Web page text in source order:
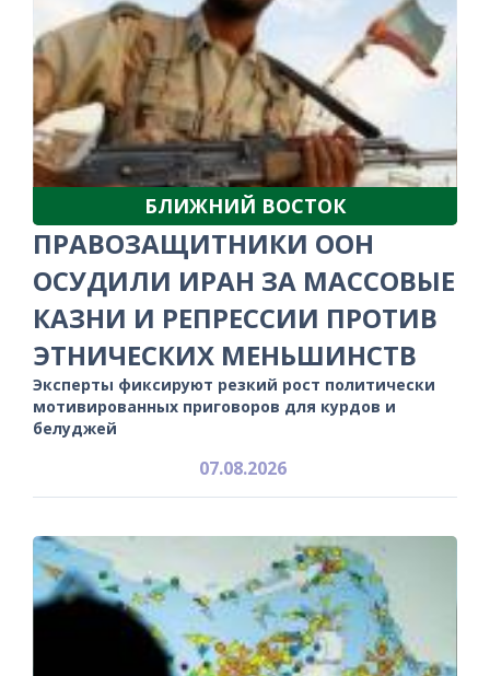
БЛИЖНИЙ ВОСТОК
ПРАВОЗАЩИТНИКИ ООН
ОСУДИЛИ ИРАН ЗА МАССОВЫЕ
КАЗНИ И РЕПРЕССИИ ПРОТИВ
ЭТНИЧЕСКИХ МЕНЬШИНСТВ
Эксперты фиксируют резкий рост политически
мотивированных приговоров для курдов и
белуджей
07.08.2026